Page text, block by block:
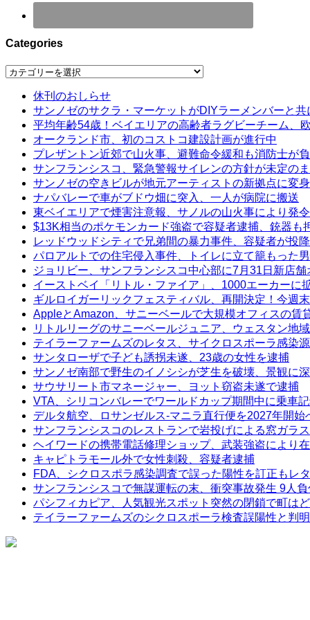
Categories
Categories
休刊のおしらせ
サンノゼのサクラ・マーケットがDIYラーメンバーと共
平均年齢54歳！ベイエリアの高齢者ラグビーチーム、
オークランド市、初のコストコ建設計画が進行中
プレザントン近郊で山火事、避難命令緩和も消防士が
サンフランシスコ、緊急警報サイレンの方針が未定の
サンノゼの空きビルが地元アーティストの新拠点に変身
ナパバレーで車がブドウ畑に突入、一人が病院に搬送
東ベイエリアで煙害注意報、サノルの山火事により発令
$13K相当のポケモンカード強盗で容疑者逮捕、銃器も
レッドウッドシティで兄弟間の暴力事件、容疑者が投降
パロアルトでの住宅侵入事件、トイレに立て籠もった
ジョリビー、サンフランシスコ中心部に7月31日新店舗
イーストベイ「リトル・ファイア」、1000エーカーに
ギルロイガーリックフェスティバル、再開決定！今週
AppleとAmazon、サニーベールで大規模オフィスの賃
リトルリーグのサニーベールジュニア、ウェスタン地
テイラーファームズのレタス、サイクロスポーラ感染
サンタローザで子ども誘拐未遂、23歳の女性を逮捕
サンノゼ南部で野生のイノシシが芝生を破壊、景観に
サウサリート市マネージャー、ヨット窃盗未遂で逮捕
VTA、シリコンバレーでワールドカップ期間中に乗車
デルタ航空、ロサンゼルス-マニラ直行便を2027年開始
サンフランシスコのレストランで岩投げによる窓ガラ
ヘイワードの携帯電話修理ショップ、武装強盗により
キャピトラモール外で女性刺殺、容疑者逮捕
FDA、シクロスポラ感染調査で誤った陽性を訂正もレ
サンフランシスコで無謀運転の末、衝突事故発生 9人負
パシフィカピア、人気観光スポット突然の閉鎖で町は
テイラーファームズのシクロスポーラ検査誤陽性と判